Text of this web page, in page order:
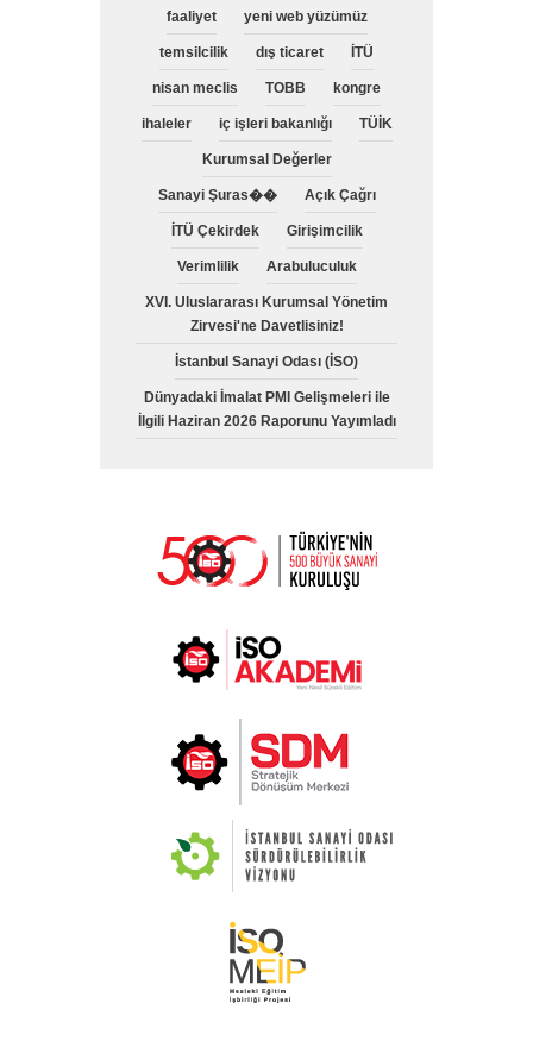
faaliyet yeni web yüzümüz
temsilcilik dış ticaret İTÜ
nisan meclis TOBB kongre
ihaleler iç işleri bakanlığı TÜİK
Kurumsal Değerler
Sanayi Şuras�� Açık Çağrı
İTÜ Çekirdek Girişimcilik
Verimlilik Arabuluculuk
XVI. Uluslararası Kurumsal Yönetim
Zirvesi'ne Davetlisiniz!
İstanbul Sanayi Odası (İSO)
Dünyadaki İmalat PMI Gelişmeleri ile
İlgili Haziran 2026 Raporunu Yayımladı